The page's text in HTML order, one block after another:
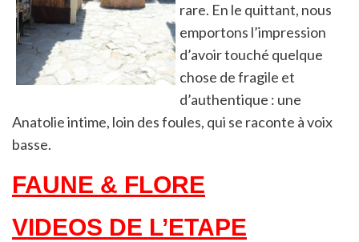
rare. En le quittant, nous
emportons l’impression
d’avoir touché quelque
chose de fragile et
d’authentique : une
Anatolie intime, loin des foules, qui se raconte à voix
basse.
FAUNE & FLORE
VIDEOS DE L’ETAPE